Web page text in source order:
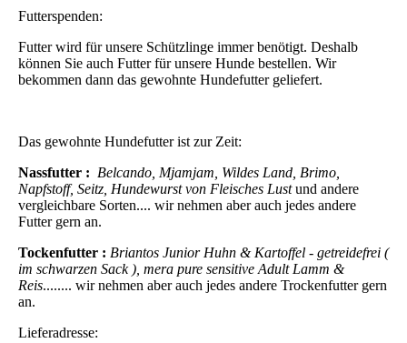
Futterspenden:
Futter wird für unsere Schützlinge immer benötigt. Deshalb
können Sie auch Futter für unsere Hunde bestellen. Wir
bekommen dann das gewohnte Hundefutter geliefert.
Das gewohnte Hundefutter ist zur Zeit:
Nassfutter : Belcando, Mjamjam, Wildes Land, Brimo,
Napfstoff, Seitz, Hundewurst von Fleisches Lustund andere
vergleichbare Sorten.... wir nehmen aber auch jedes andere
Futter gern an.
Tockenfutter : Briantos Junior Huhn & Kartoffel - getreidefrei (
im schwarzen Sack ), mera pure sensitive Adult Lamm &
Reis........ wir nehmen aber auch jedes andere Trockenfutter gern
an.
Lieferadresse: